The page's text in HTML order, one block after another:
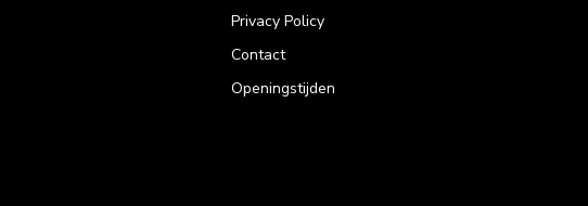
Privacy Policy
Contact
Openingstijden